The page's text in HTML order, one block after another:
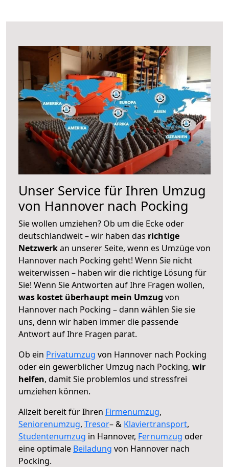
Unser Service für Ihren Umzug
von Hannover nach Pocking
Sie wollen umziehen? Ob um die Ecke oder
deutschlandweit – wir haben das richtige
Netzwerkan unserer Seite, wenn es Umzüge von
Hannover nach Pocking geht! Wenn Sie nicht
weiterwissen – haben wir die richtige Lösung für
Sie! Wenn Sie Antworten auf Ihre Fragen wollen,
was kostet überhaupt mein Umzug von
Hannover nach Pocking – dann wählen Sie sie
uns, denn wir haben immer die passende
Antwort auf Ihre Fragen parat.
Ob ein Privatumzug von Hannover nach Pocking
oder ein gewerblicher Umzug nach Pocking, wir
helfen, damit Sie problemlos und stressfrei
umziehen können.
Allzeit bereit für Ihren Firmenumzug,
Seniorenumzug, Tresor– & Klaviertransport,
Studentenumzug in Hannover, Fernumzug oder
eine optimale Beiladung von Hannover nach
Pocking.